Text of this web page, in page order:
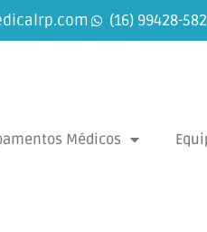
(16) 99428-
Médicos